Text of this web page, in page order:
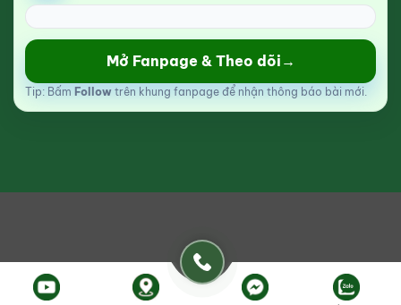
Mở Fanpage & Theo dõi →
Tip: Bấm Follow trên khung fanpage để nhận thông báo bài mới.